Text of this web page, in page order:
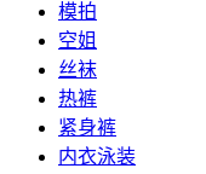
模拍
空姐
丝袜
热裤
紧身裤
内衣泳装